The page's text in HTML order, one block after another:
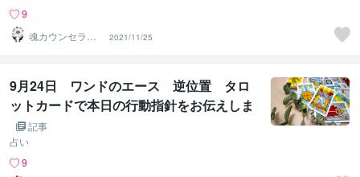
9
魂カウンセラー
✨ あきほ（aki
ho）
2021/11/25
9月24日 ワンドのエース 逆位置 タロ
ットカードで本日の行動指針をお伝えしま
す記事
占い
9